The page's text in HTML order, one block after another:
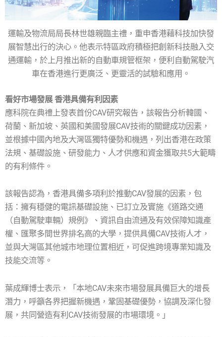
運輸及物流局局長林世雄親臨主禮，重申香港藉科技加快發
展智慧出行的決心。他表示特區政府積極把創新科技融入交
通運輸，於上月推出新的自動車規管框架，便利自動駕駛汽
車在香港進行更廣泛、更靈活的試驗和應用。
看好市場發展 香港具備有利因素
應科院在典禮上發表首份CAV研究報告，該報告分析韓國、
荷蘭、新加坡、英國和美國發展CAV技術的關鍵成功因素，
並根據中國內地及大灣區獨特優勢和機遇，列出香港在政策
法規、基礎設施、研發能力、人才供應和資金獲取共5大範疇
的有利條件。
該報告認為，香港具備多項利於推動CAV發展的因素，包
括：擁有穩健的電訊基礎設施、已訂立及實施《道路交通
（自動駕駛車輛）規例》、資訊自由流通及有效保障知識產
權、匯聚多間世界排名高的大學，提供具備CAV技術人才，
並與大灣區其他城市地理位置相近，可促進跨境專業知識及
技能交流等。
葉成輝博士表示，「本地CAV未來市場發展具備巨大的增長
潛力，呼籲各界把握新機遇，鞏固基礎優勢，協調及深化發
展，共同營造有利CAV技術發展的市場環境。」